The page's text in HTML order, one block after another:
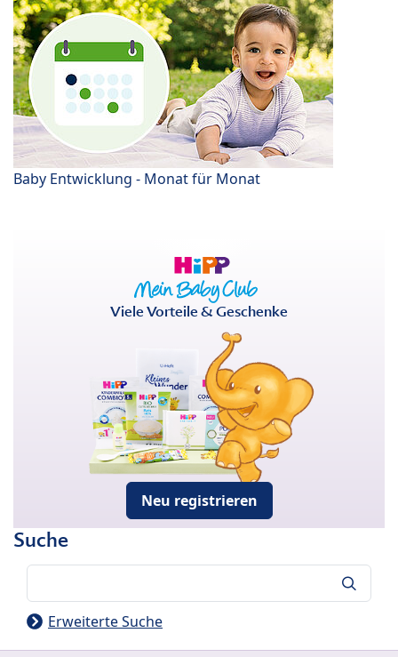
Baby Entwicklung - Monat für Monat
Viele Vorteile & Geschenke
Neu registrieren
Suche
Erweiterte Suche